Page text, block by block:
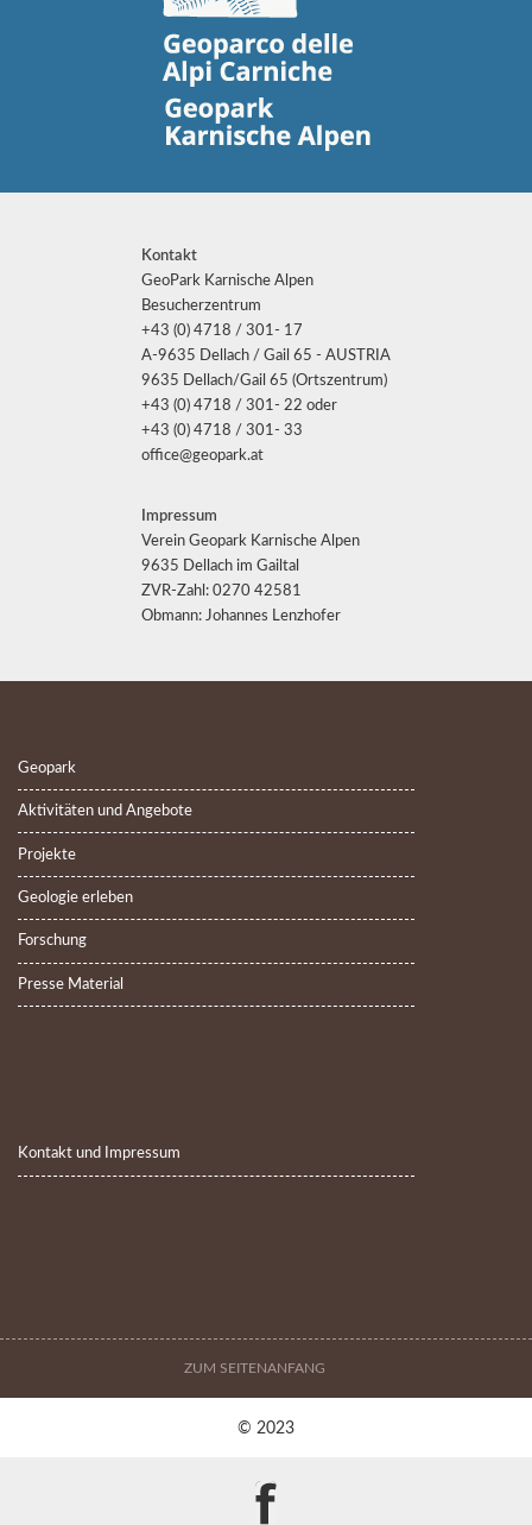
Kontakt
GeoPark Karnische Alpen
Besucherzentrum
+43 (0) 4718 / 301- 17
A-9635 Dellach / Gail 65 - AUSTRIA
9635 Dellach/Gail 65 (Ortszentrum)
+43 (0) 4718 / 301- 22 oder
+43 (0) 4718 / 301- 33
office@geopark.at
Impressum
Verein Geopark Karnische Alpen
9635 Dellach im Gailtal
ZVR-Zahl: 0270 42581
Obmann: Johannes Lenzhofer
Geopark
Aktivitäten und Angebote
Projekte
Geologie erleben
Forschung
Presse Material
Kontakt und Impressum
ZUM SEITENANFANG
© 2023